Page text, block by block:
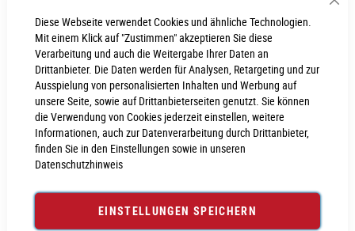
Diese Webseite verwendet Cookies und ähnliche Technologien.
Mit einem Klick auf "Zustimmen" akzeptieren Sie diese
Verarbeitung und auch die Weitergabe Ihrer Daten an
Drittanbieter. Die Daten werden für Analysen, Retargeting und zur
Ausspielung von personalisierten Inhalten und Werbung auf
unsere Seite, sowie auf Drittanbieterseiten genutzt. Sie können
die Verwendung von Cookies jederzeit einstellen, weitere
Informationen, auch zur Datenverarbeitung durch Drittanbieter,
finden Sie in den Einstellungen sowie in unseren
Datenschutzhinweis
EINSTELLUNGEN SPEICHERN
LIEFERZEIT
3 - 4 Werktage
IN DEN WARENKORB
PROBEFAHRT VEREINBAREN
Vergleichsliste:hinzufügen|ansehen